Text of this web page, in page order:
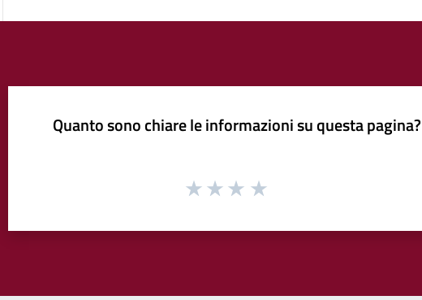
Quanto sono chiare le informazioni su questa pagina?